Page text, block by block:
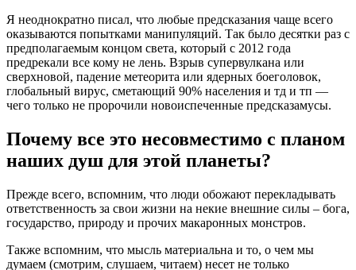
Я неоднократно писал, что любые предсказания чаще всего
оказываются попытками манипуляций. Так было десятки раз с
предполагаемым концом света, который с 2012 года
предрекали все кому не лень. Взрыв супервулкана или
сверхновой, падение метеорита или ядерных боеголовок,
глобальный вирус, сметающий 90% населения и тд и тп —
чего только не пророчили новоиспеченные предсказамусы.
Почему все это несовместимо с планом
наших душ для этой планеты?
Прежде всего, вспомним, что люди обожают перекладывать
ответственность за свои жизни на некие внешние силы – бога,
государство, природу и прочих макаронных монстров.
Также вспомним, что мысль материальна и то, о чем мы
думаем (смотрим, слушаем, читаем) несет не только